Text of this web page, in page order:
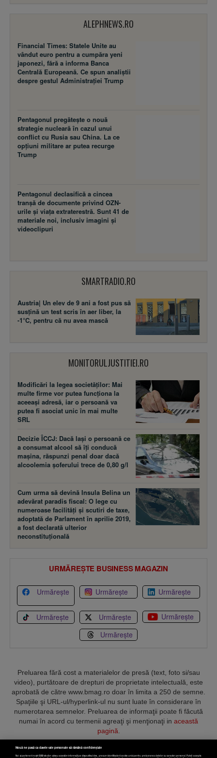
ALEPHNEWS.RO
Financial Times: Statele Unite au
vândut euro pentru a cumpăra yeni
japonezi, fără a informa Banca
Centrală Europeană. Ce spun analiștii
despre gestul Administrației Trump
Pentagonul pregătește o nouă
strategie nucleară în cazul unui
conflict cu Rusia sau China. La ce
opțiuni militare ar putea recurge
Trump
Pentagonul declasifică a cincea
tranșă de documente privind OZN-
urile și viața extraterestră. Sunt 41 de
materiale noi, inclusiv imagini și
videoclipuri
SMARTRADIO.RO
Austria| Un elev de 9 ani a fost pus să
susţină un test scris în aer liber, la
-1°C, pentru că nu avea mască
MONITORULJUSTITIEI.RO
Modificări la legea societăţilor: Mai
multe firme vor putea funcţiona la
aceeaşi adresă, iar o persoană va
putea fi asociat unic în mai multe
SRL
Decizie ÎCCJ: Dacă laşi o persoană ce
a consumat alcool să îţi conducă
maşina, răspunzi penal doar dacă
alcoolemia şoferului trece de 0,80 g/l
Cum urma să devină Insula Belina un
adevărat paradis fiscal: O lege cu
numeroase facilităţi şi scutiri de taxe,
adoptată de Parlament în aprilie 2019,
a fost declarată ulterior
neconstituţională
URMĂREȘTE BUSINESS MAGAZIN
Urmărește Urmărește Urmărește
Urmărește Urmărește
Urmărește
Urmărește
Preluarea fără cost a materialelor de presă (text, foto si/sau
video), purtătoare de drepturi de proprietate intelectuală, este
aprobată de către www.bmag.ro doar în limita a 250 de semne.
Spaţiile şi URL-ul/hyperlink-ul nu sunt luate în considerare în
numerotarea semnelor. Preluarea de informaţii poate fi făcută
numai în acord cu termenii agreaţi şi menţionaţi in această
pagină.
Nouă ne pasă ca datele tale personale să rămână confidențiale
Noi și partenerii noștri589stocăm și/sau accesăm informații pe dispozitivul dvs., precum identificatorii cookie unici pentru prelucrarea datelor cu caracter personal. Puteți accepta